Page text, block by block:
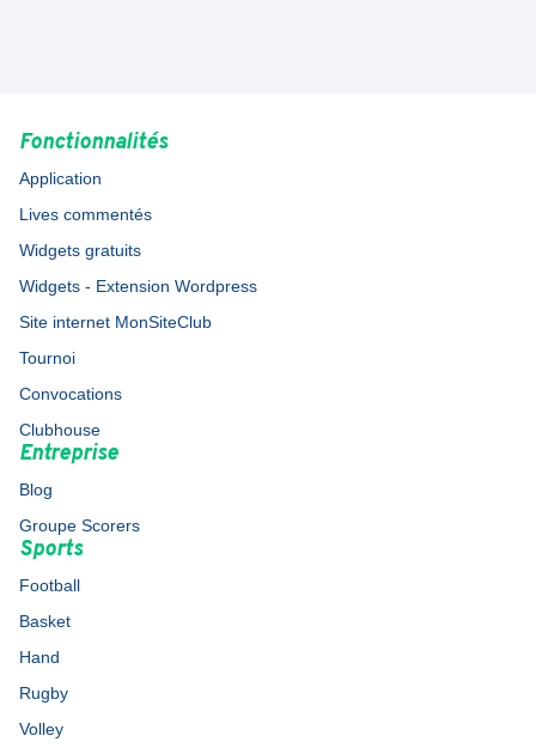
Fonctionnalités
Application
Lives commentés
Widgets gratuits
Widgets - Extension Wordpress
Site internet MonSiteClub
Tournoi
Convocations
Clubhouse
Entreprise
Blog
Groupe Scorers
Sports
Football
Basket
Hand
Rugby
Volley